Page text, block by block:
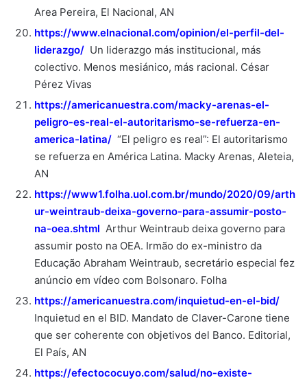
Area Pereira, El Nacional, AN
https://www.elnacional.com/opinion/el-perfil-del-
liderazgo/ Un liderazgo más institucional, más
colectivo. Menos mesiánico, más racional. César
Pérez Vivas
https://americanuestra.com/macky-arenas-el-
peligro-es-real-el-autoritarismo-se-refuerza-en-
america-latina/ “El peligro es real”: El autoritarismo
se refuerza en América Latina. Macky Arenas, Aleteia,
AN
https://www1.folha.uol.com.br/mundo/2020/09/arth
ur-weintraub-deixa-governo-para-assumir-posto-
na-oea.shtml Arthur Weintraub deixa governo para
assumir posto na OEA. Irmão do ex-ministro da
Educação Abraham Weintraub, secretário especial fez
anúncio em vídeo com Bolsonaro. Folha
https://americanuestra.com/inquietud-en-el-bid/
Inquietud en el BID. Mandato de Claver-Carone tiene
que ser coherente con objetivos del Banco. Editorial,
El País, AN
https://efectococuyo.com/salud/no-existe-